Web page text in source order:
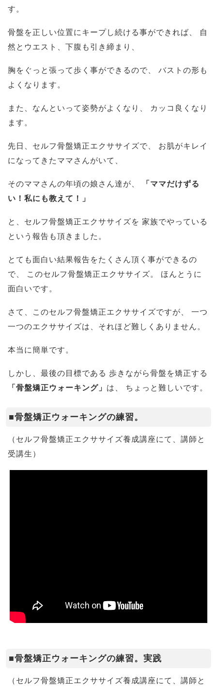
す。
骨盤を正しい位置にキープし続ける事ができれば、
自
然とウエスト、下腹も引き締まり、
胸をぐっと張って歩く事ができるので、
バストの形も
よくなります。
また、なんといって姿勢がよくなり、
カッコ良くなり
ます。
先日、セルフ骨盤矯正エクササイズで、
お肌がキレイ
になってきたママさんがいて、
そのママさんの年頃の娘さん達が、
「ママだけずる
い！私にも教えて！」
と、セルフ骨盤矯正エクササイズを 家族でやっている
という報告も頂きました。
とても面白い結果報告をたくさん頂く事ができるの
で、
このセルフ骨盤矯正エクササイズ。
ほんとうに
面白いです。
さて、このセルフ骨盤矯正エクササイズですが、
一つ
一つのエクササイズは、それほど難しくありません。
本当に簡単です。
しかし、最後の目標である 歩きながら骨盤を矯正する
「骨盤矯正ウォーキング」 は、 ちょっと難しいです。
■骨盤矯正ウォーキングの練習。
（セルフ骨盤矯正エクササイズ養成講座にて、講師と
受講生）
■骨盤矯正ウォーキングの練習。実践
（セルフ骨盤矯正エクササイズ養成講座にて、講師と